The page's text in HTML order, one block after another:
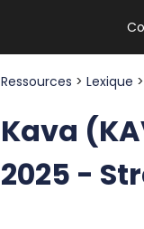
Ressources >Lexique
Kava
2025 -